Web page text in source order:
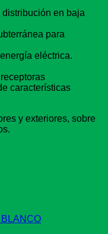
distribución en baja
para
eléctrica.
características
y exteriores, sobre